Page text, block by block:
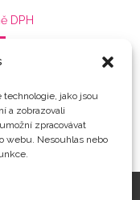
jako jsou
a zobrazovali
zpracovávat
webu. Nesouhlas nebo
DPH